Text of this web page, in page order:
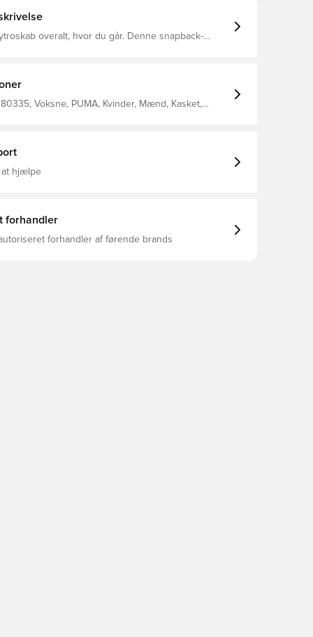
overalt, hvor du går. Denne snapback-
Voksne, PUMA, Kvinder, Mænd, Kasket,
at hjælpe
forhandler
forhandler af førende brands